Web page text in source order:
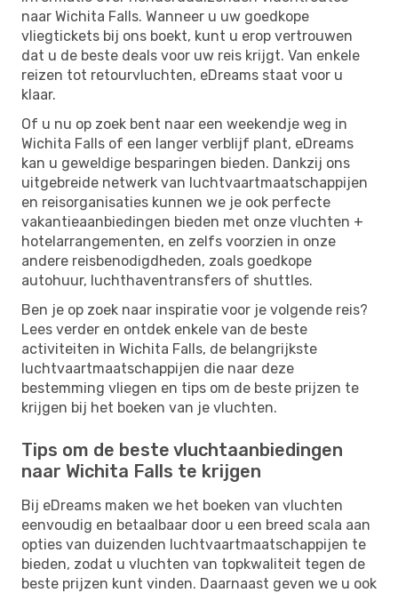
naar Wichita Falls. Wanneer u uw goedkope
vliegtickets bij ons boekt, kunt u erop vertrouwen
dat u de beste deals voor uw reis krijgt. Van enkele
reizen tot retourvluchten, eDreams staat voor u
klaar.
Of u nu op zoek bent naar een weekendje weg in
Wichita Falls of een langer verblijf plant, eDreams
kan u geweldige besparingen bieden. Dankzij ons
uitgebreide netwerk van luchtvaartmaatschappijen
en reisorganisaties kunnen we je ook perfecte
vakantieaanbiedingen bieden met onze vluchten +
hotelarrangementen, en zelfs voorzien in onze
andere reisbenodigdheden, zoals goedkope
autohuur, luchthaventransfers of shuttles.
Ben je op zoek naar inspiratie voor je volgende reis?
Lees verder en ontdek enkele van de beste
activiteiten in Wichita Falls, de belangrijkste
luchtvaartmaatschappijen die naar deze
bestemming vliegen en tips om de beste prijzen te
krijgen bij het boeken van je vluchten.
Tips om de beste vluchtaanbiedingen
naar Wichita Falls te krijgen
Bij eDreams maken we het boeken van vluchten
eenvoudig en betaalbaar door u een breed scala aan
opties van duizenden luchtvaartmaatschappijen te
bieden, zodat u vluchten van topkwaliteit tegen de
beste prijzen kunt vinden. Daarnaast geven we u ook